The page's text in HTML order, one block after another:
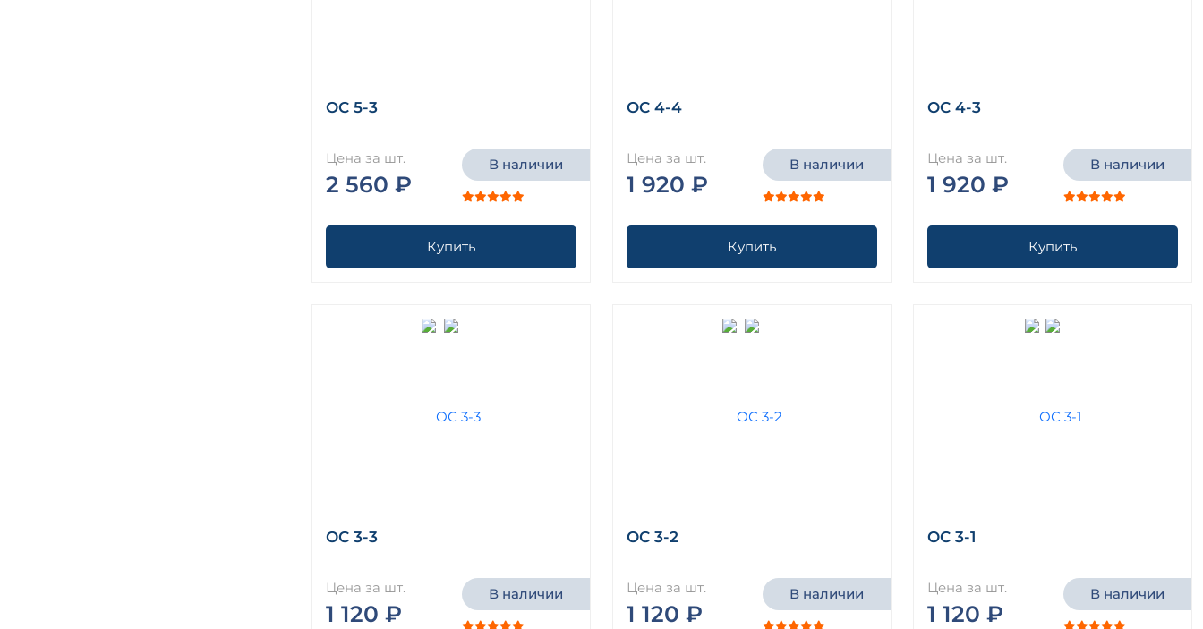
ОС 5-3
Цена за шт.
2 560 ₽
В наличии
Купить
ОС 4-4
Цена за шт.
1 920 ₽
В наличии
Купить
ОС 4-3
Цена за шт.
1 920 ₽
В наличии
Купить
ОС 3-3
Цена за шт.
1 120 ₽
В наличии
ОС 3-2
Цена за шт.
1 120 ₽
В наличии
ОС 3-1
Цена за шт.
1 120 ₽
В наличии